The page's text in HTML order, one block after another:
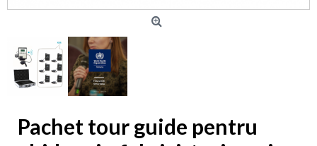
Pachet tour guide pentru